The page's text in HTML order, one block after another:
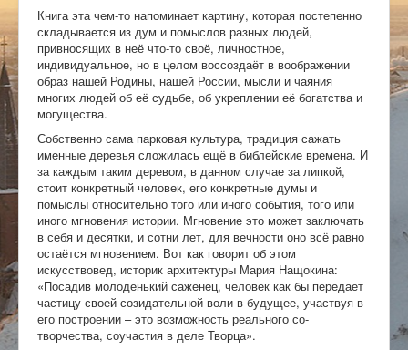
Книга эта чем-то напоминает картину, которая постепенно
складывается из дум и помыслов разных людей,
привносящих в неё что-то своё, личностное,
индивидуальное, но в целом воссоздаёт в воображении
образ нашей Родины, нашей России, мысли и чаяния
многих людей об её судьбе, об укреплении её богатства и
могущества.
Собственно сама парковая культура, традиция сажать
именные деревья сложилась ещё в библейские времена. И
за каждым таким деревом, в данном случае за липкой,
стоит конкретный человек, его конкретные думы и
помыслы относительно того или иного события, того или
иного мгновения истории. Мгновение это может заключать
в себя и десятки, и сотни лет, для вечности оно всё равно
остаётся мгновением. Вот как говорит об этом
искусствовед, историк архитектуры Мария Нащокина:
«Посадив молоденький саженец, человек как бы передает
частицу своей созидательной воли в будущее, участвуя в
его построении – это возможность реального со-
творчества, соучастия в деле Творца».